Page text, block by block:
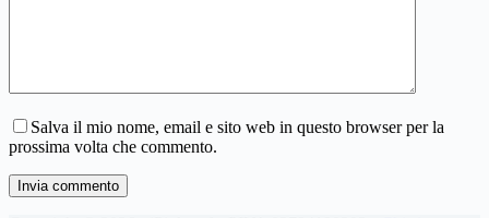
Salva il mio nome, email e sito web in questo browser per la
prossima volta che commento.
Invia commento